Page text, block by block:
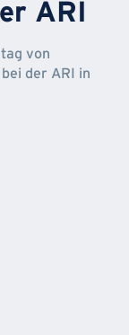
ARI
von
der ARI in